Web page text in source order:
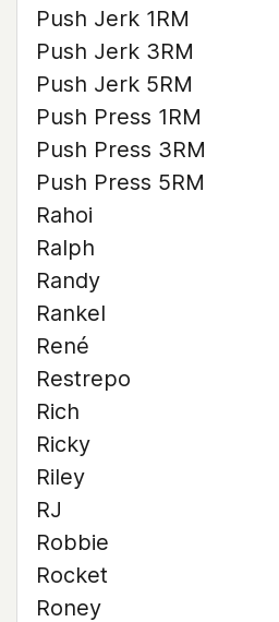
Push Jerk 1RM
Push Jerk 3RM
Push Jerk 5RM
Push Press 1RM
Push Press 3RM
Push Press 5RM
Rahoi
Ralph
Randy
Rankel
René
Restrepo
Rich
Ricky
Riley
RJ
Robbie
Rocket
Roney